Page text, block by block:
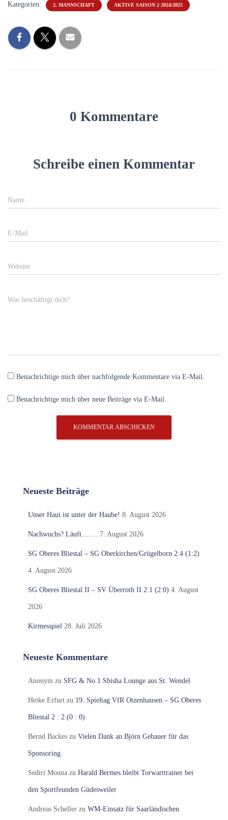
Kategorien: 2. MANNSCHAFT AKTIVE SAISON 2 2024/2025
0 Kommentare
Schreibe einen Kommentar
Name
E-Mail
Website
Was beschäftigt dich?
Benachrichtige mich über nachfolgende Kommentare via E-Mail.
Benachrichtige mich über neue Beiträge via E-Mail.
Neueste Beiträge
Unser Haui ist unter der Haube! 8. August 2026
Nachwuchs? Läuft……. 7. August 2026
SG Oberes Bliestal – SG Oberkirchen/Grügelborn 2:4 (1:2)
4. August 2026
SG Oberes Bliestal II – SV Überroth II 2:1 (2:0) 4. August
2026
Kirmesspiel 28. Juli 2026
Neueste Kommentare
Anonym zu SFG & No.1 Shisha Lounge aus St. Wendel
Heike Erfurt zu 19. Spieltag VfR Otzenhausen – SG Oberes
Bliestal 2 : 2 (0 : 0)
Bernd Backes zu Vielen Dank an Björn Gebauer für das
Sponsoring
Sediri Mouna zu Harald Bermes bleibt Torwarttrainer bei
den Sportfeunden Güdesweiler
Andreas Scheller zu WM-Einsatz für Saarländischen